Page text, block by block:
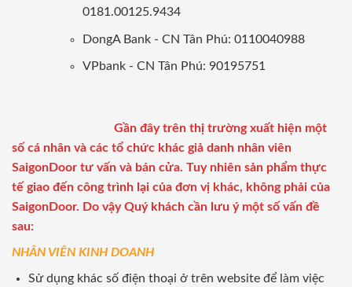
0181.00125.9434
DongA Bank - CN Tân Phú: 0110040988
VPbank - CN Tân Phú: 90195751
Gần đây trên thị trường xuất hiện một
số cá nhân và các tổ chức khác giả danh nhân viên
SaigonDoor tư vấn và bán cửa. Tuy nhiên sản phẩm thực
tế giao đến công trình lại của đơn vị khác, không phải của
SaigonDoor. Do vậy Quý khách cần lưu ý một số vấn đề
sau:
NHÂN VIÊN KINH DOANH
Sử dụng khác số điện thoại ở trên website để làm việc